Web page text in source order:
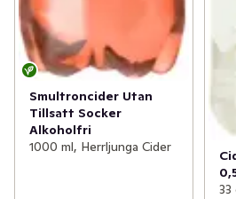
Smultroncider Utan
Tillsatt Socker
Alkoholfri
1000 ml, Herrljunga Cider
33